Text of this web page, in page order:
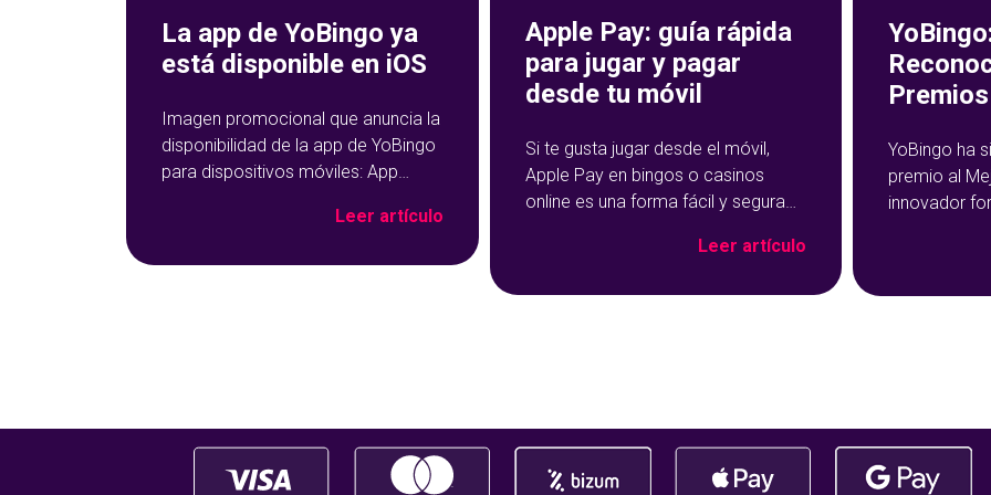
La app de YoBingo ya
está disponible en iOS
Imagen promocional que anuncia la
disponibilidad de la app de YoBingo
para dispositivos móviles: App
azul con detalles geométricos.
Leer artículo
Apple Pay: guía rápida
para jugar y pagar
desde tu móvil
Si te gusta jugar desde el móvil,
Apple Pay en bingos o casinos
online es una forma fácil y segura
método de pago se ha vuelto muy
Leer artículo
YoBingo ha
premio al
innovador
que ha